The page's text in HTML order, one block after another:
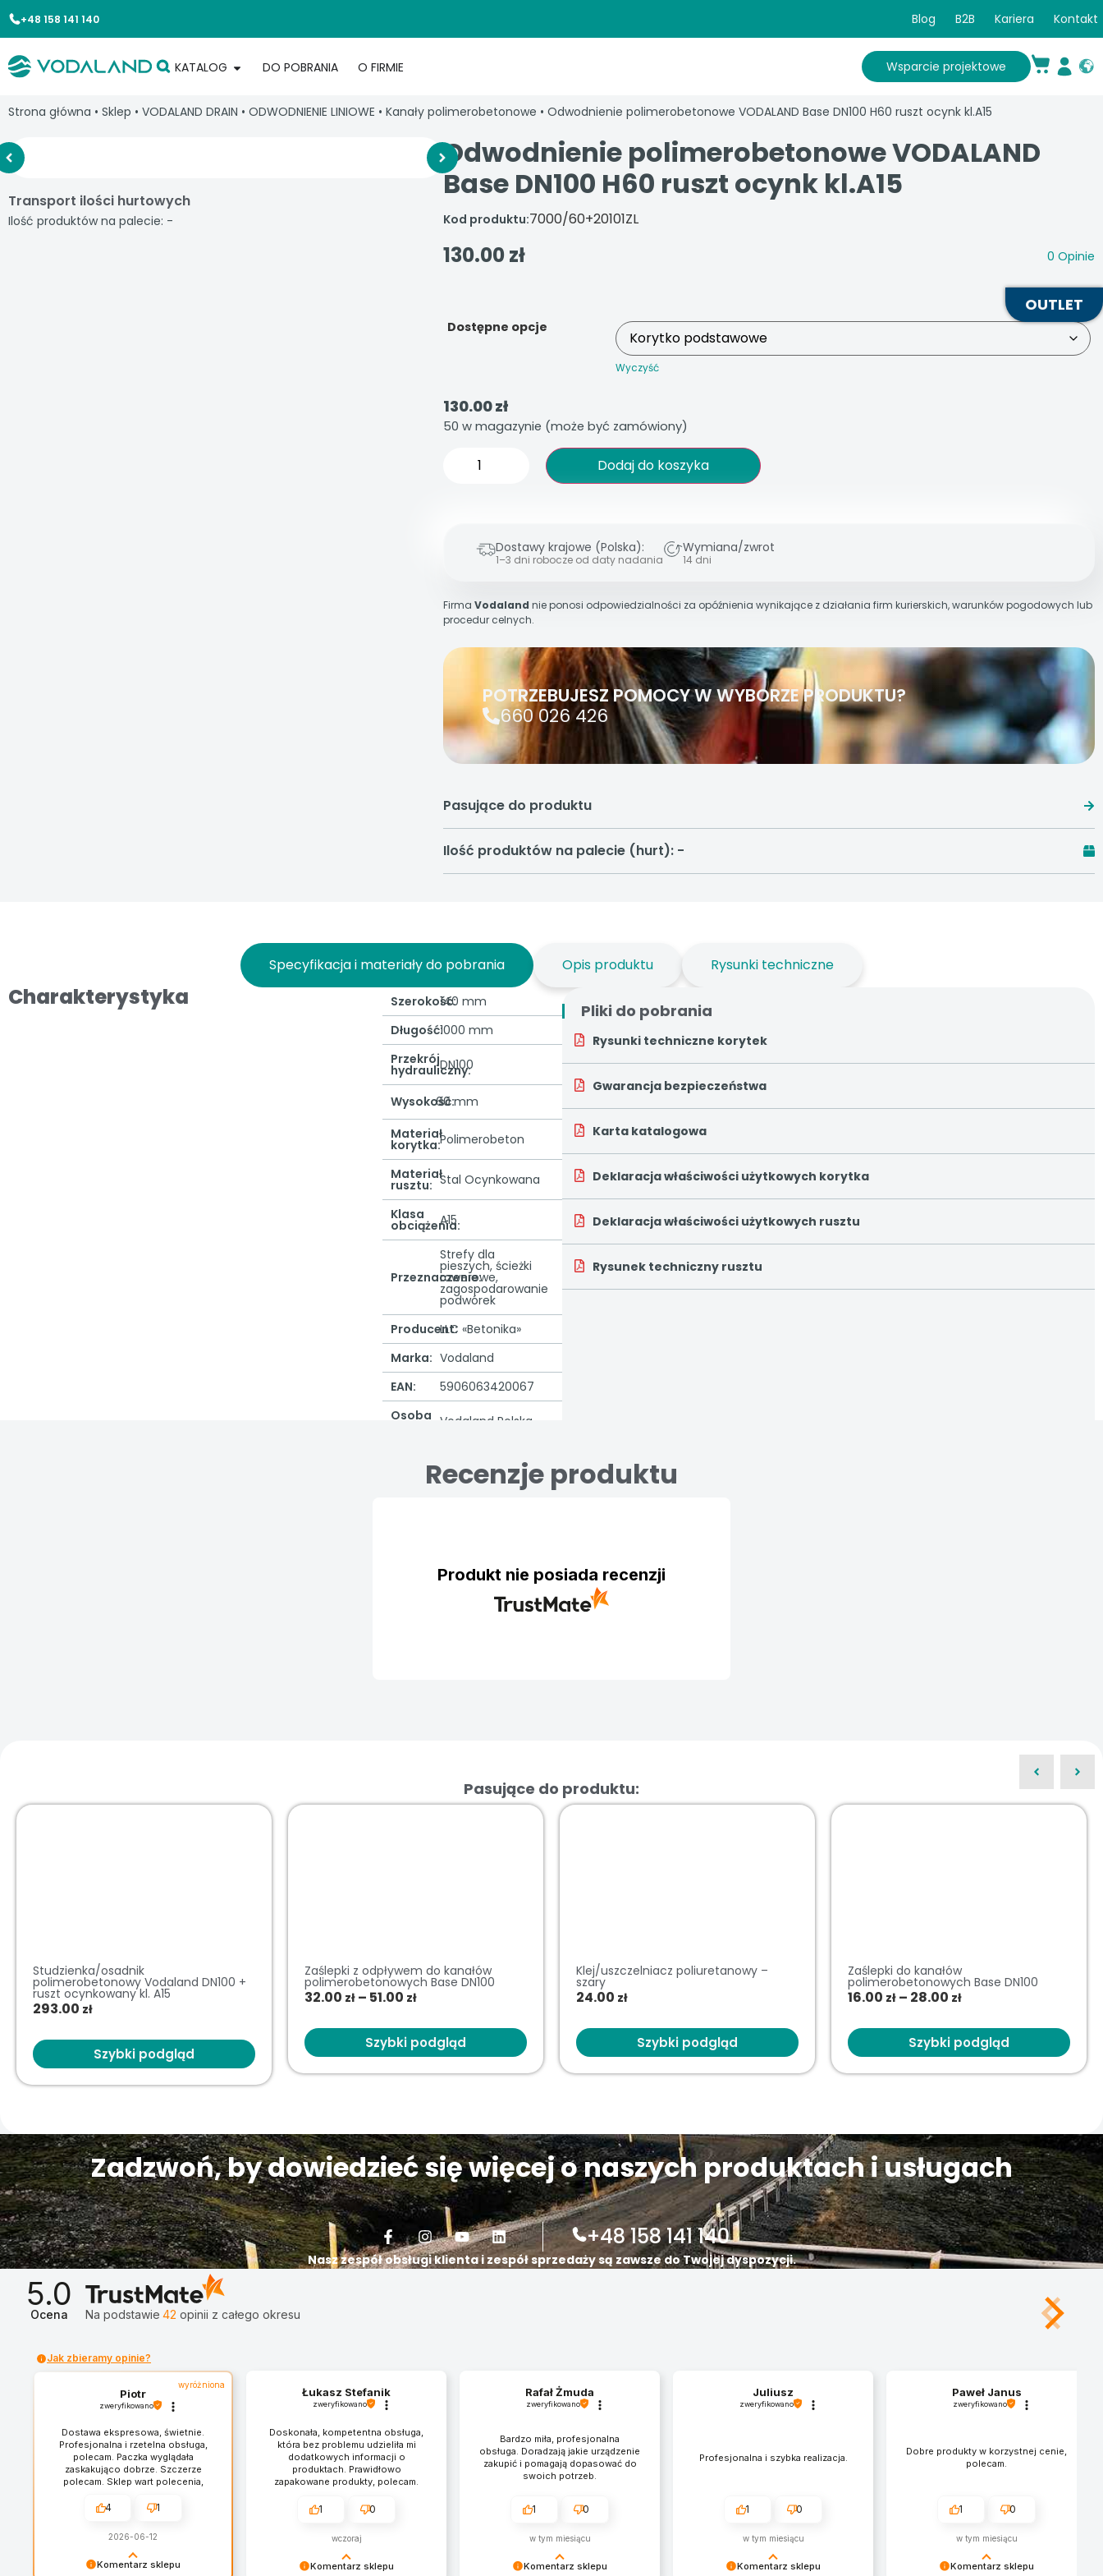
+48 158 141 140 Blog B2B Kariera Kontakt
KATALOG DO POBRANIA O FIRMIE Wsparcie projektowe
Strona główna • Sklep • VODALAND DRAIN • ODWODNIENIE LINIOWE • Kanały polimerobetonowe • Odwodnienie polimerobetonowe VODALAND Base DN100 H60 ruszt ocynk kl.A15
Transport ilości hurtowych
Ilość produktów na palecie: -
Odwodnienie polimerobetonowe VODALAND
Base DN100 H60 ruszt ocynk kl.A15
Kod produktu:7000/60+20101ZL
130.00zł 0 Opinie
Dostępne opcje
Wyczyść
130.00zł
50 w magazynie (może być zamówiony)
Dodaj do koszyka
Dostawy krajowe (Polska):
1–3 dni robocze od daty nadania
Wymiana/zwrot
14 dni
Firma Vodaland nie ponosi odpowiedzialności za opóźnienia wynikające z działania firm kurierskich, warunków pogodowych lub
procedur celnych.
POTRZEBUJESZ POMOCY W WYBORZE PRODUKTU?
660 026 426
Pasujące do produktu
Ilość produktów na palecie (hurt): -
Specyfikacja i materiały do pobrania Opis produktu Rysunki techniczne
Charakterystyka Szerokość:140 mm
Długość:1000 mm
Przekrój
hydrauliczny:
DN100
Wysokość:60 mm
Materiał
korytka:Polimerobeton
Materiał
rusztu: Stal Ocynkowana
Klasa
obciążenia:
A15
Przeznaczenie:
Strefy dla
pieszych, ścieżki
rowerowe,
zagospodarowanie
podwórek
Producent:LLC «Betonika»
Marka: Vodaland
EAN:
5906063420067
Osoba Vodaland Polska
Pliki do pobrania
Rysunki techniczne korytek
Gwarancja bezpieczeństwa
Karta katalogowa
Deklaracja właściwości użytkowych korytka
Deklaracja właściwości użytkowych rusztu
Rysunek techniczny rusztu
Recenzje produktu
Produkt nie posiada recenzji
Pasujące do produktu:
Studzienka/osadnik
polimerobetonowy Vodaland DN100 +
ruszt ocynkowany kl. A15
293.00 zł
Szybki podgląd
Zaślepki z odpływem do kanałów
polimerobetonowych Base DN100
32.00 zł – 51.00 zł
Szybki podgląd
Klej/uszczelniacz poliuretanowy –
szary
24.00 zł
Szybki podgląd
Zaślepki do kanałów
polimerobetonowych Base DN100
16.00 zł – 28.00 zł
Szybki podgląd
Zadzwoń, by dowiedzieć się więcej o naszych produktach i usługach
+48 158 141 140
Nasz zespół obsługi klienta i zespół sprzedaży są zawsze do Twojej dyspozycji.
5.0
Ocena Na podstawie 42 opinii z całego okresu
Jak zbieramy opinie?
Komentarz sklepu
wyróżniona
Piotr
zweryfikowano
Dostawa ekspresowa, świetnie.
Profesjonalna i rzetelna obsługa,
polecam. Paczka wyglądała
zaskakująco dobrze. Szczerze
polecam. Sklep wart polecenia,
dopracowane.
4 1
2026-06-12
Komentarz sklepu
Łukasz Stefanik
zweryfikowano
Doskonała, kompetentna obsługa,
która bez problemu udzieliła mi
dodatkowych informacji o
produktach. Prawidłowo
zapakowane produkty, polecam.
Bardzo uczciwy sklep i
profesjonalna obsługa.
1 0
wczoraj
Komentarz sklepu
Rafał Żmuda
zweryfikowano
Bardzo miła, profesjonalna
obsługa. Doradzają jakie urządzenie
zakupić i pomagają dopasować do
swoich potrzeb.
1 0
w tym miesiącu
Komentarz sklepu
Juliusz
zweryfikowano
Profesjonalna i szybka realizacja.
1 0
w tym miesiącu
Komentarz sklepu
Paweł Janus
zweryfikowano
Dobre produkty w korzystnej cenie,
polecam.
1 0
w tym miesiącu
OUTLET